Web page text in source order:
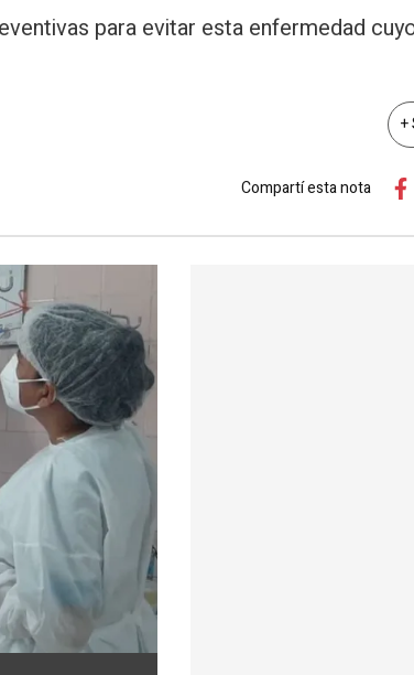
para evitar esta enfermedad
+
Compartí esta nota